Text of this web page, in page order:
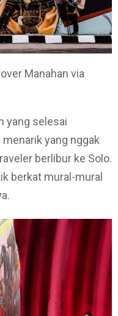
Manahan via
yang selesai
yang nggak
berlibur ke Solo.
berkat mural-mural